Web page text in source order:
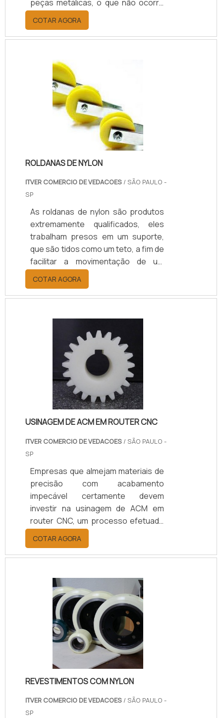
peças metálicas, o que não ocorre
com este tipo de produto, que pode
ser inserido em diferentes itens
metalizados, entre eles:
Mancais; Gancheiras.Esta
modalidade de revestimento tem
uma forte aderência e ótimo
rendimento, o que permite efetuar o
processo de aplicação em várias
peças com menor exigência do
produto, o que faz dele bastante
COTAR AGORA
ROLDANAS DE NYLON
ITVER COMERCIO DE VEDACOES / SÃO PAULO -
SP
As roldanas de nylon são produtos
extremamente qualificados, eles
trabalham presos em um suporte,
que são tidos como um teto, a fim de
facilitar a movimentação de um
objeto para elevá-lo ou até mesmo
mudar a sua direção. O produto
pode ser encontrado nos mais
clientes que procuram por uma
roldana com qualidade e excelência.
Vantagens e benefícios em contar
com as roldanas Para que seja
possível adquirir um material de
qualidade, é .
COTAR AGORA
USINAGEM DE ACM EM ROUTER CNC
ITVER COMERCIO DE VEDACOES / SÃO PAULO -
SP
Empresas que almejam materiais de
precisão com acabamento
impecável certamente devem
investir na usinagem de ACM em
router CNC, um processo efetuado
por máquinas de tecnologias
arrojadas, capazes de efetuar os
mais diversos procedimentos, como
outros. A usinagem em router CNC é
ideal para as mais diversas
necessidades, pois atende a:
Produção de fachadas Tótens;
Projetos especiais; E vários outros
usos.Aqueles que investem no
serviço de usinagem de ACM em
COTAR AGORA
REVESTIMENTOS COM NYLON
ITVER COMERCIO DE VEDACOES / SÃO PAULO -
SP